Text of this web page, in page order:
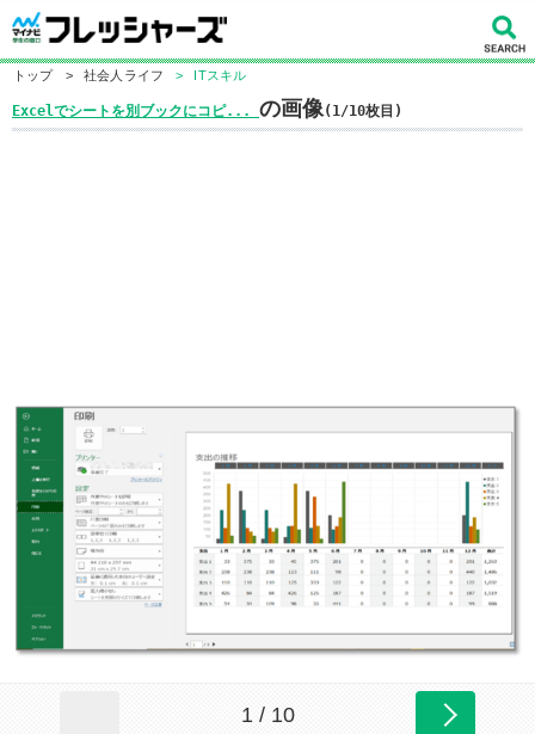
トップ > 社会人ライフ > ITスキル
Excelでシートを別ブックにコピ... の画像(1/10枚目)
1 / 10